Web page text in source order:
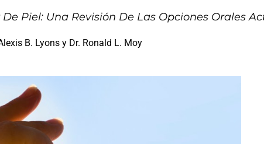
Piel: Una Revisión De Las Opciones Orales
B. Lyons y Dr. Ronald L. Moy